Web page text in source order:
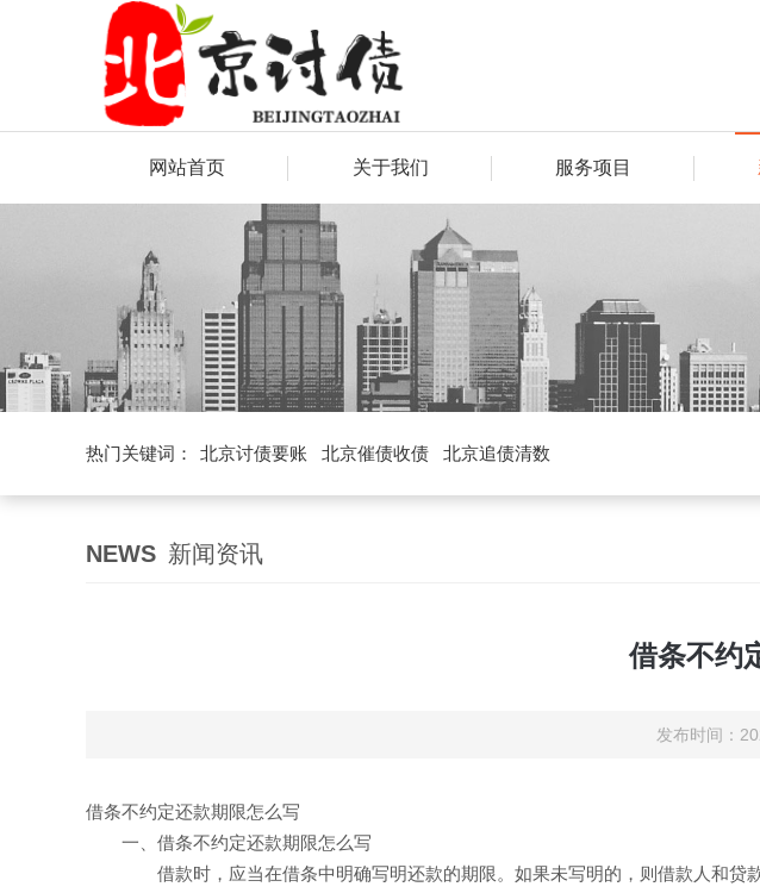
网站首页 关于我们 服务项目
热门关键词： 北京讨债要账 北京催债收债 北京追债清数
NEWS 新闻资讯
借条不约
发布时间：
借条不约定还款期限怎么写
一、借条不约定还款期限怎么写
借款时，应当在借条中明确写明还款的期限。如果未写明的，则借款人和贷